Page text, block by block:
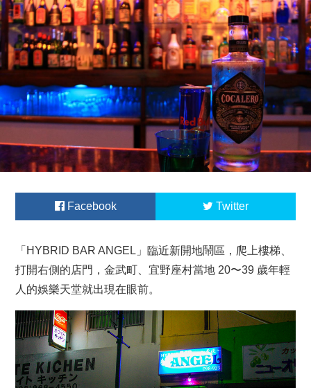
Facebook Twitter
「HYBRID BAR ANGEL」臨近新開地鬧區，爬上樓梯、
打開右側的店門，金武町、宜野座村當地 20〜39 歲年輕
人的娛樂天堂就出現在眼前。